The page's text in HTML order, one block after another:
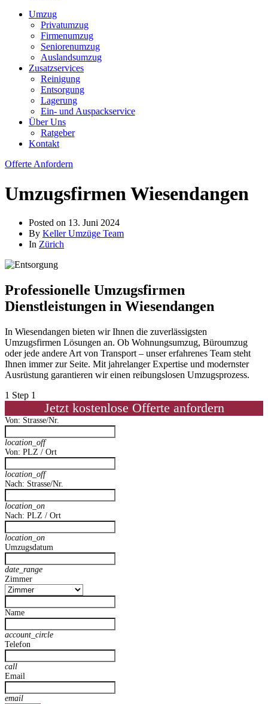
Umzug
Privatumzug
Firmenumzug
Seniorenumzug
Auslandsumzug
Zusatzservices
Reinigung
Entsorgung
Lagerung
Ein- und Auspackservice
Über Uns
Ratgeber
Kontakt
Offerte Anfordern
Umzugsfirmen Wiesendangen
Posted on 13. Juni 2024
By Keller Umzüge Team
In Zürich
Professionelle Umzugsfirmen
Dienstleistungen in Wiesendangen
In Wiesendangen bieten wir Ihnen die zuverlässigsten
Umzugsfirmen Lösungen an. Ob Wohnungsumzug, Büroumzug
oder jede andere Art von Transport – unser erfahrenes Team steht
Ihnen immer zur Seite. Mit jahrelanger Expertise und modernster
Ausrüstung garantieren wir einen reibungslosen Umzugsprozess.
1 Step 1
Jetzt kostenlose Offerte anfordern
Von: Strasse/Nr.
location_off
Von: PLZ / Ort
location_off
Nach: Strasse/Nr.
location_on
Nach: PLZ / Ort
location_on
Umzugsdatum
date_range
Zimmer
Name
account_circle
Telefon
call
Email
email